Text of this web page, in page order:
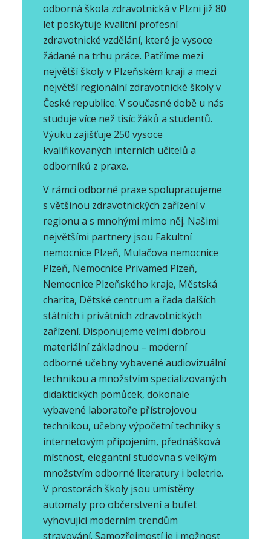
odborná škola zdravotnická v Plzni již 80
let poskytuje kvalitní profesní
zdravotnické vzdělání, které je vysoce
žádané na trhu práce. Patříme mezi
největší školy v Plzeňském kraji a mezi
největší regionální zdravotnické školy v
České republice. V současné době u nás
studuje více než tisíc žáků a studentů.
Výuku zajišťuje 250 vysoce
kvalifikovaných interních učitelů a
odborníků z praxe.
V rámci odborné praxe spolupracujeme
s většinou zdravotnických zařízení v
regionu a s mnohými mimo něj. Našimi
největšími partnery jsou Fakultní
nemocnice Plzeň, Mulačova nemocnice
Plzeň, Nemocnice Privamed Plzeň,
Nemocnice Plzeňského kraje, Městská
charita, Dětské centrum a řada dalších
státních i privátních zdravotnických
zařízení. Disponujeme velmi dobrou
materiální základnou – moderní
odborné učebny vybavené audiovizuální
technikou a množstvím specializovaných
didaktických pomůcek, dokonale
vybavené laboratoře přístrojovou
technikou, učebny výpočetní techniky s
internetovým připojením, přednášková
místnost, elegantní studovna s velkým
množstvím odborné literatury i beletrie.
V prostorách školy jsou umístěny
automaty pro občerstvení a bufet
vyhovující moderním trendům
stravování. Samozřejmostí je i možnost